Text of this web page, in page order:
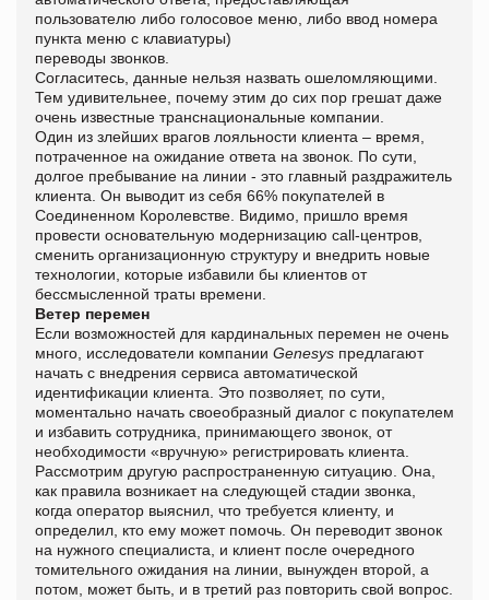
пользователю либо голосовое меню, либо ввод номера
пункта меню с клавиатуры)
переводы звонков.
Согласитесь, данные нельзя назвать ошеломляющими.
Тем удивительнее, почему этим до сих пор грешат даже
очень известные транснациональные компании.
Один из злейших врагов лояльности клиента – время,
потраченное на ожидание ответа на звонок. По сути,
долгое пребывание на линии - это главный раздражитель
клиента. Он выводит из себя 66% покупателей в
Соединенном Королевстве. Видимо, пришло время
провести основательную модернизацию call-центров,
сменить организационную структуру и внедрить новые
технологии, которые избавили бы клиентов от
бессмысленной траты времени.
Ветер перемен
Если возможностей для кардинальных перемен не очень
много, исследователи компании Genesys предлагают
начать с внедрения сервиса автоматической
идентификации клиента. Это позволяет, по сути,
моментально начать своеобразный диалог с покупателем
и избавить сотрудника, принимающего звонок, от
необходимости «вручную» регистрировать клиента.
Рассмотрим другую распространенную ситуацию. Она,
как правила возникает на следующей стадии звонка,
когда оператор выяснил, что требуется клиенту, и
определил, кто ему может помочь. Он переводит звонок
на нужного специалиста, и клиент после очередного
томительного ожидания на линии, вынужден второй, а
потом, может быть, и в третий раз повторить свой вопрос.